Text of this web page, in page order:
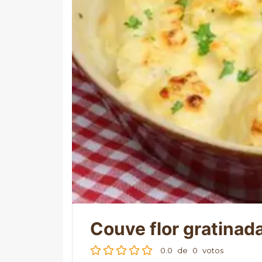
Couve flor
0.0 de 0 votos